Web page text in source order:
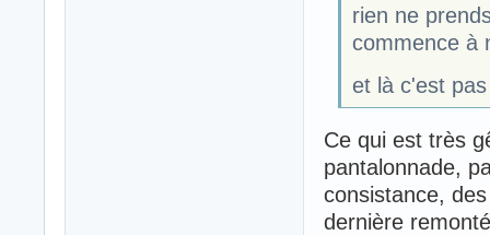
rien ne
commence à
et là c'est
Ce qui est très
pantalonnade,
consistance,
dernière